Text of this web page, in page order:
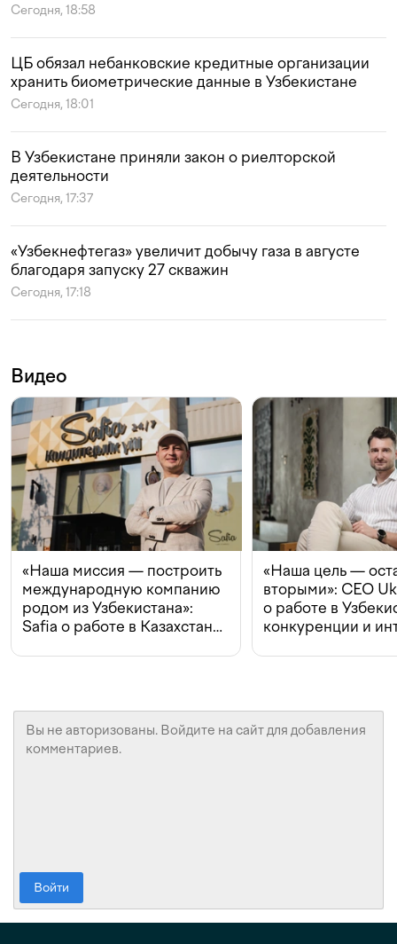
Сегодня, 18:58
ЦБ обязал небанковские кредитные организации
хранить биометрические данные в Узбекистане
Сегодня, 18:01
В Узбекистане приняли закон о риелторской
деятельности
Сегодня, 17:37
«Узбекнефтегаз» увеличит добычу газа в августе
благодаря запуску 27 скважин
Сегодня, 17:18
Видео
«Наша миссия — построить
международную компанию
родом из Узбекистана»:
Safia о работе в Казахстане,
«Наша цель —
вторыми»: CEO
о работе в
конкуренции и
Войти